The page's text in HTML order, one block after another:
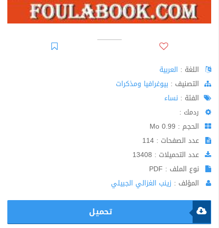
اللغة : العربية
اﻟﺘﺼﻨﻴﻒ : بيوغرافيا ومذكرات
الفئة : نساء
ردمك :
الحجم : 0.99 Mo
عدد الصفحات : 114
عدد التحميلات : 13408
نوع الملف : PDF
المؤلف : زينب الغزالي الجبيلي
تحميل